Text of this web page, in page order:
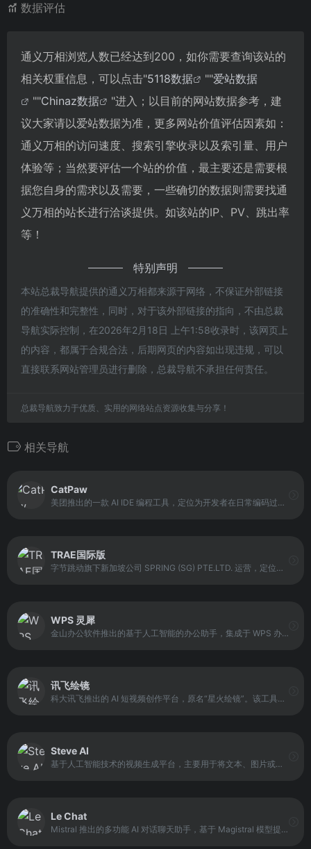
数据评估
通义万相浏览人数已经达到200，如你需要查询该站的
相关权重信息，可以点击"5118数据 ""爱站数据
""Chinaz数据
"进入；以目前的网站数据参考，建
议大家请以爱站数据为准，更多网站价值评估因素如：
通义万相的访问速度、搜索引擎收录以及索引量、用户
体验等；当然要评估一个站的价值，最主要还是需要根
据您自身的需求以及需要，一些确切的数据则需要找通
义万相的站长进行洽谈提供。如该站的IP、PV、跳出率
等！
特别声明
本站总裁导航提供的通义万相都来源于网络，不保证外部链接
的准确性和完整性，同时，对于该外部链接的指向，不由总裁
导航实际控制，在2026年2月18日 上午1:58收录时，该网页上
的内容，都属于合规合法，后期网页的内容如出现违规，可以
直接联系网站管理员进行删除，总裁导航不承担任何责任。
总裁导航致力于优质、实用的网络站点资源收集与分享！
相关导航
CatPaw
美团推出的一款 AI IDE 编程工具，定位为开发者在日常编码过程中的智能辅助伙伴。它以提升开发效率和代码理解能力为核心目标，通过 AI 技术参与代码编写、问题解答和项目分析等环节。
TRAE国际版
字节跳动旗下新加坡公司 SPRING (SG) PTE.LTD. 运营，定位于全球化 AI 开发环境，适配海外项目、跨境团队和复杂算法开发。
WPS 灵犀
金山办公软件推出的基于人工智能的办公助手，集成于 WPS 办公套件中。平台通过 DeepSeek-R1 等大语言模型，支持文档生成、文本优化、表格分析及数据处理功能。
讯飞绘镜
科大讯飞推出的 AI 短视频创作平台，原名“星火绘镜”。该工具主要用于将用户输入的文本描述自动转换为短视频内容。系统会先生成视频脚本和分镜结构，再根据这些信息生成视频画面，最终形成完整的视频作品。
Steve AI
基于人工智能技术的视频生成平台，主要用于将文本、图片或创意想法自动转换为动画或视频内容。该工具通过整合脚本生成、场景构建、配音与字幕等功能，实现完整的视频制作流程自动化。
Le Chat
Mistral 推出的多功能 AI 对话聊天助手，基于 Magistral 模型提供多语言理解和推理能力。它支持文本与语音输入，可执行深度研究、图像与代码生成、文档协作和网页搜索等功能。